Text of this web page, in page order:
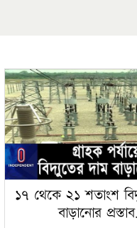
১৭ থেকে ২১ শতাংশ
বাড়ানোর